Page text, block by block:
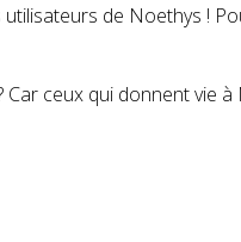
de Noethys !
ceux qui donnent vie à